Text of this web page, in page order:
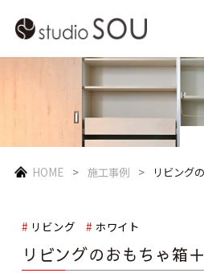
HOME 施工事例 リビング
リビング ホワイト
リビングのおもちゃ箱